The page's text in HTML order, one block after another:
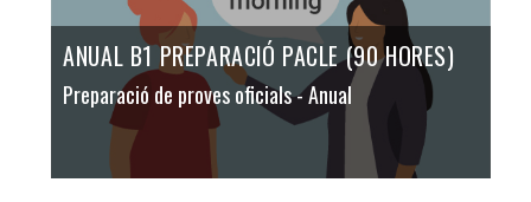
ANUAL B1 PREPARACIÓ PACLE (90 HORES)
Preparació de proves oficials- Anual